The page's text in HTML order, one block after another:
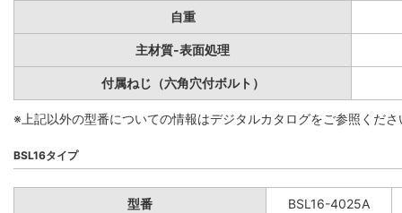
自重
主材質-表面処理
付属ねじ（六角穴付ボルト）
※上記以外の型番についての情報はデジタルカタログをご参照くださ
BSL16タイプ
型番 BSL16-4025A